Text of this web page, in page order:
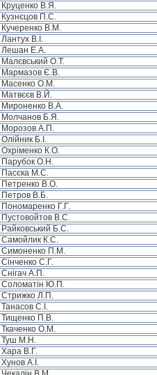
Круценко В.Я.
Кузнєцов П.С.
Кучеренко В.М.
Лантух В.І.
Лешан Е.А.
Малєвський О.Т.
Мармазов Є.В.
Масенко О.М.
Матвєєв В.Й.
Мироненко В.А.
Молчанов Б.Я.
Морозов А.П.
Олійник Б.І.
Охріменко К.О.
Парубок О.Н.
Пасєка М.С.
Петренко В.О.
Петров В.Б.
Пономаренко Г.Г.
Пустовойтов В.С.
Райковський Б.С.
Самойлик К.С.
Симоненко П.М.
Сінченко С.Г.
Снігач А.П.
Соломатін Ю.П.
Стрижко Л.П.
Танасов С.І.
Тищенко П.В.
Ткаченко О.М.
Туш М.Н.
Хара В.Г.
Хунов А.І.